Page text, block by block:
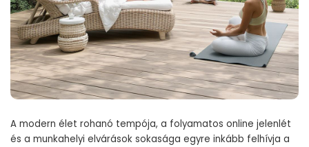
A modern élet rohanó tempója, a folyamatos online jelenlét
és a munkahelyi elvárások sokasága egyre inkább felhívja a